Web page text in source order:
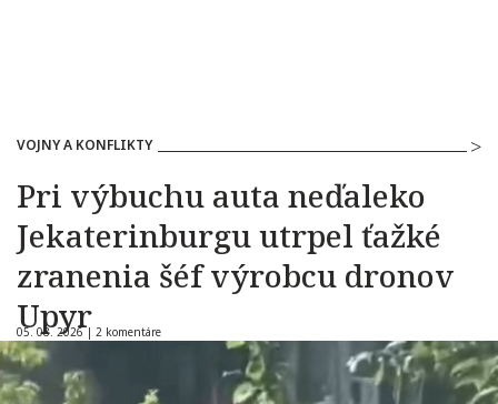
VOJNY A KONFLIKTY
Pri výbuchu auta neďaleko
Jekaterinburgu utrpel ťažké
zranenia šéf výrobcu dronov
Upyr
05. 08. 2026 | 2 komentáre